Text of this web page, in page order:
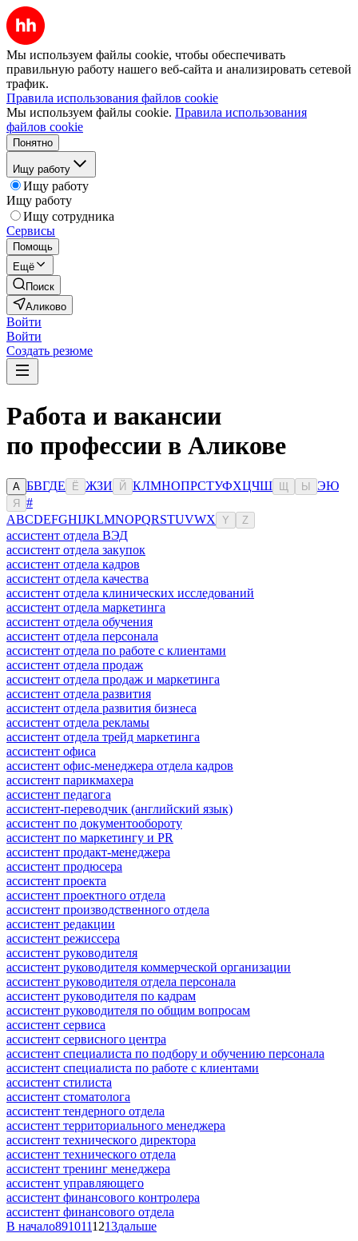
Мы используем файлы cookie, чтобы обеспечивать
правильную работу нашего веб-сайта и анализировать сетевой
трафик.
Правила использования файлов cookie
Мы используем файлы cookie. Правила использования
файлов cookie
Понятно
Ищу работу
Ищу работу
Ищу работу
Ищу сотрудника
Сервисы
Помощь
Ещё
Поиск
Аликово
Войти
Войти
Создать резюме
Работа и вакансии
по профессии в Аликове
А БВГДЕ Ё ЖЗИ Й КЛМНОПРСТУФХЦЧШ Ы ЭЮ
Я
#
ABCDEFGHIJKLMNOPQRSTUVWX Y Z
ассистент отдела ВЭД
ассистент отдела закупок
ассистент отдела кадров
ассистент отдела качества
ассистент отдела клинических исследований
ассистент отдела маркетинга
ассистент отдела обучения
ассистент отдела персонала
ассистент отдела по работе с клиентами
ассистент отдела продаж
ассистент отдела продаж и маркетинга
ассистент отдела развития
ассистент отдела развития бизнеса
ассистент отдела рекламы
ассистент отдела трейд маркетинга
ассистент офиса
ассистент офис-менеджера отдела кадров
ассистент парикмахера
ассистент педагога
ассистент-переводчик (английский язык)
ассистент по документообороту
ассистент по маркетингу и PR
ассистент продакт-менеджера
ассистент продюсера
ассистент проекта
ассистент проектного отдела
ассистент производственного отдела
ассистент редакции
ассистент режиссера
ассистент руководителя
ассистент руководителя коммерческой организации
ассистент руководителя отдела персонала
ассистент руководителя по кадрам
ассистент руководителя по общим вопросам
ассистент сервиса
ассистент сервисного центра
ассистент специалиста по подбору и обучению персонала
ассистент специалиста по работе с клиентами
ассистент стилиста
ассистент стоматолога
ассистент тендерного отдела
ассистент территориального менеджера
ассистент технического директора
ассистент технического отдела
ассистент тренинг менеджера
ассистент управляющего
ассистент финансового контролера
ассистент финансового отдела
В начало8910111213дальше